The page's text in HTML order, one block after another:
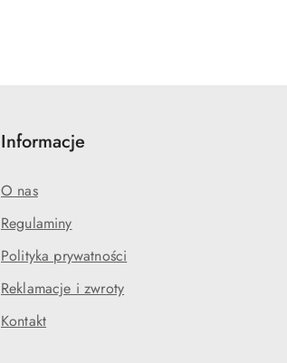
Informacje
O nas
Regulaminy
Polityka prywatności
Reklamacje i zwroty
Kontakt